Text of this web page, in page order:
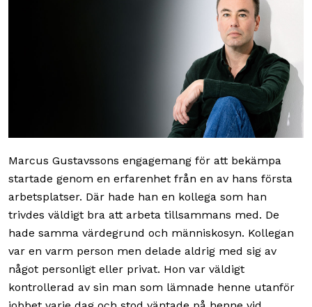
Marcus Gustavssons engagemang för att bekämpa
startade genom en erfarenhet från en av hans första
arbetsplatser. Där hade han en kollega som han
trivdes väldigt bra att arbeta tillsammans med. De
hade samma värdegrund och människosyn. Kollegan
var en varm person men delade aldrig med sig av
något personligt eller privat. Hon var väldigt
kontrollerad av sin man som lämnade henne utanför